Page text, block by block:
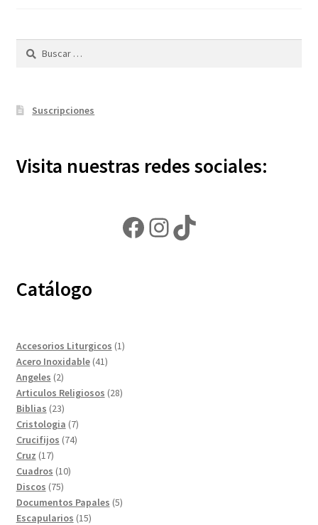
Buscar:
Suscripciones
Visita nuestras redes sociales:
Facebook
Instagram
TikTok
Catálogo
Accesorios Liturgicos 11
Acero Inoxidable 4141
Angeles 22
productos
Articulos Religiosos 2828
Biblias 2323
productos
Cristologia 77
productos
Crucifijos 7474
Cruz 1717
productos
Cuadros 1010
Discos 7575
productos
Documentos Papales 55
Escapularios 1515